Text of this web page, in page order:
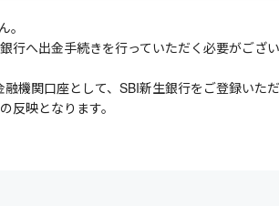
へ出金手続きを行っていただく必要がござい
機関口座として、SBI新生銀行をご登録いただ
反映となります。